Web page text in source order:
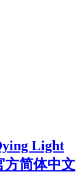
Light
方简体中文